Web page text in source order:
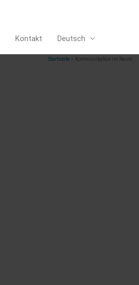
Kontakt Deutsch
Startseite Kommunikation im Raum